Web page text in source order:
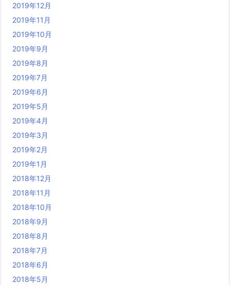
2019年12月
2019年11月
2019年10月
2019年9月
2019年8月
2019年7月
2019年6月
2019年5月
2019年4月
2019年3月
2019年2月
2019年1月
2018年12月
2018年11月
2018年10月
2018年9月
2018年8月
2018年7月
2018年6月
2018年5月